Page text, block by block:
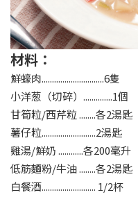
材料：
鮮蠔肉..............................6隻
小洋葱（切碎）..............1個
甘筍粒/西芹粒 ........各2湯匙
薯仔粒..........................2湯匙
雞湯/鮮奶 ............各200毫升
低筋麵粉/牛油 ........各2湯匙
白餐酒.......................... 1/2杯